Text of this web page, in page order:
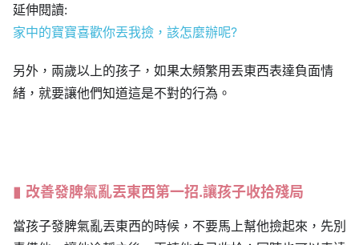
延伸閱讀:
家中的寶寶喜歡你丟我撿，該怎麼辦呢?
另外，兩歲以上的孩子，如果太頻繁用丟東西表達負面情
緒，就要讓他們知道這是不對的行為。
改善發脾氣亂丟東西第一招.讓孩子收拾殘局
當孩子發脾氣亂丟東西的時候，不要馬上幫他撿起來，先別